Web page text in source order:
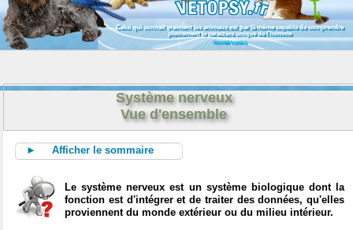
Celui qui connait vraiment les animaux est par là même capable de comprendre
pleinement le caractère unique de l'homme
Konrad Lorenz
Système nerveux
Vue d'ensemble
► Afficher le sommaire
Le système nerveux est un système biologique dont la
fonction est d'intégrer et de traiter des données, qu'elles
proviennent du monde extérieur ou du milieu intérieur.